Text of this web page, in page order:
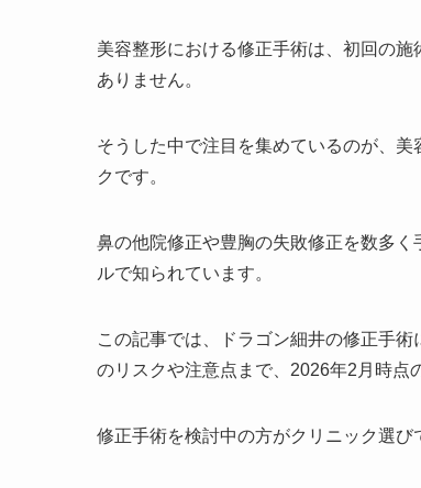
美容整形における修正手術は、初回の
ありません。
そうした中で注目を集めているのが、
クです。
鼻の他院修正や豊胸の失敗修正を数多
ルで知られています。
この記事では、ドラゴン細井の修正手
のリスクや注意点まで、2026年2月時点
修正手術を検討中の方がクリニック選び